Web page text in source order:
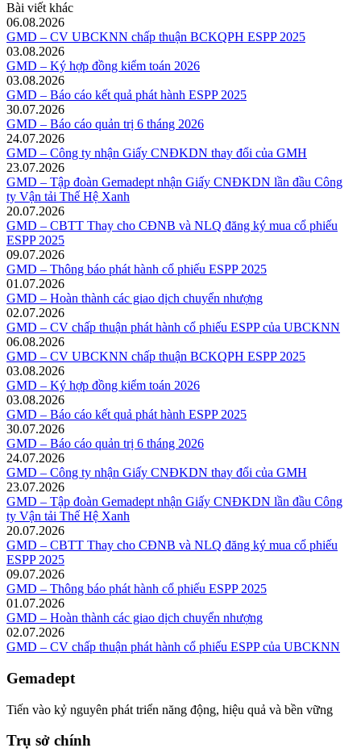
Bài viết khác
06.08.2026
GMD – CV UBCKNN chấp thuận BCKQPH ESPP 2025
03.08.2026
GMD – Ký hợp đồng kiểm toán 2026
03.08.2026
GMD – Báo cáo kết quả phát hành ESPP 2025
30.07.2026
GMD – Báo cáo quản trị 6 tháng 2026
24.07.2026
GMD – Công ty nhận Giấy CNĐKDN thay đổi của GMH
23.07.2026
GMD – Tập đoàn Gemadept nhận Giấy CNĐKDN lần đầu Công
ty Vận tải Thế Hệ Xanh
20.07.2026
GMD – CBTT Thay cho CĐNB và NLQ đăng ký mua cổ phiếu
ESPP 2025
09.07.2026
GMD – Thông báo phát hành cổ phiếu ESPP 2025
01.07.2026
GMD – Hoàn thành các giao dịch chuyển nhượng
02.07.2026
GMD – CV chấp thuận phát hành cổ phiếu ESPP của UBCKNN
06.08.2026
GMD – CV UBCKNN chấp thuận BCKQPH ESPP 2025
03.08.2026
GMD – Ký hợp đồng kiểm toán 2026
03.08.2026
GMD – Báo cáo kết quả phát hành ESPP 2025
30.07.2026
GMD – Báo cáo quản trị 6 tháng 2026
24.07.2026
GMD – Công ty nhận Giấy CNĐKDN thay đổi của GMH
23.07.2026
GMD – Tập đoàn Gemadept nhận Giấy CNĐKDN lần đầu Công
ty Vận tải Thế Hệ Xanh
20.07.2026
GMD – CBTT Thay cho CĐNB và NLQ đăng ký mua cổ phiếu
ESPP 2025
09.07.2026
GMD – Thông báo phát hành cổ phiếu ESPP 2025
01.07.2026
GMD – Hoàn thành các giao dịch chuyển nhượng
02.07.2026
GMD – CV chấp thuận phát hành cổ phiếu ESPP của UBCKNN
Gemadept
Tiến vào kỷ nguyên phát triển năng động, hiệu quả và bền vững
Trụ sở chính